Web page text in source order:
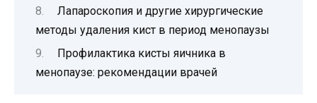
Лапароскопия и другие хирургические
методы удаления кист в период менопаузы
Профилактика кисты яичника в
менопаузе: рекомендации врачей